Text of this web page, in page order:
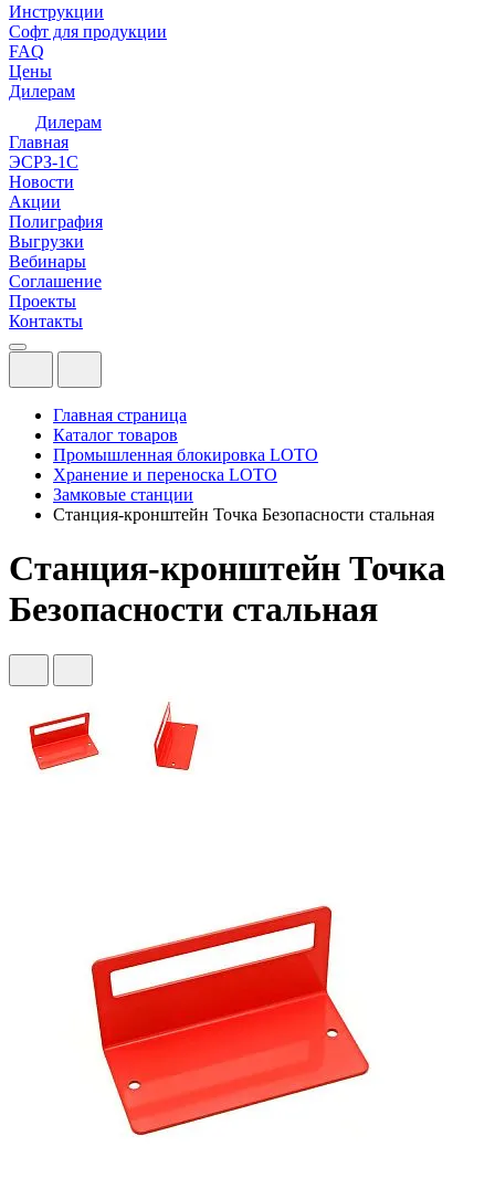
Инструкции
Софт для продукции
FAQ
Цены
Дилерам
Дилерам
Главная
ЭСРЗ-1С
Новости
Акции
Полиграфия
Выгрузки
Вебинары
Соглашение
Проекты
Контакты
Главная страница
Каталог товаров
Промышленная блокировка LOTO
Хранение и переноска LOTO
Замковые станции
Станция-кронштейн Точка Безопасности стальная
Станция-кронштейн Точка
Безопасности стальная